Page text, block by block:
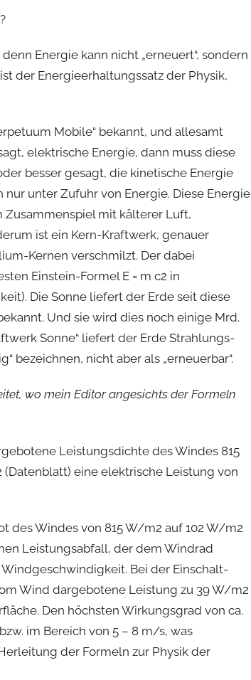
Energie kann nicht „erneuert“, sondern
der Energieerhaltungssatz der Physik,
Mobile“ bekannt, und allesamt
elektrische Energie, dann muss diese
besser gesagt, die kinetische Energie
unter Zufuhr von Energie. Diese Energie
mit kälterer Luft,
ist ein Kern-Kraftwerk, genauer
Kernen verschmilzt. Der dabei
Einstein-Formel E = m c2 in
Die Sonne liefert der Erde seit diese
Und sie wird dies noch einige Mrd.
Sonne“ liefert der Erde Strahlungs-
bezeichnen, nicht aber als „erneuerbar“.
wo mein Editor angesichts der Formeln
Leistungsdichte des Windes 815
(Datenblatt) eine elektrische Leistung von
des Windes von 815 W/m2 auf 102 W/m2
Leistungsabfall, der dem Windrad
Bei der Einschalt-
Wind dargebotene Leistung zu 39 W/m2
Den höchsten Wirkungsgrad von ca.
im Bereich von 5 – 8 m/s, was
der Formeln zur Physik der